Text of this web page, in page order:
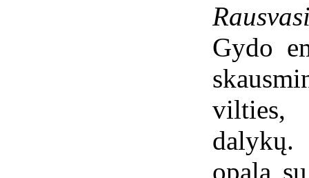
Gydo
vilties,
dalykų.
opalą